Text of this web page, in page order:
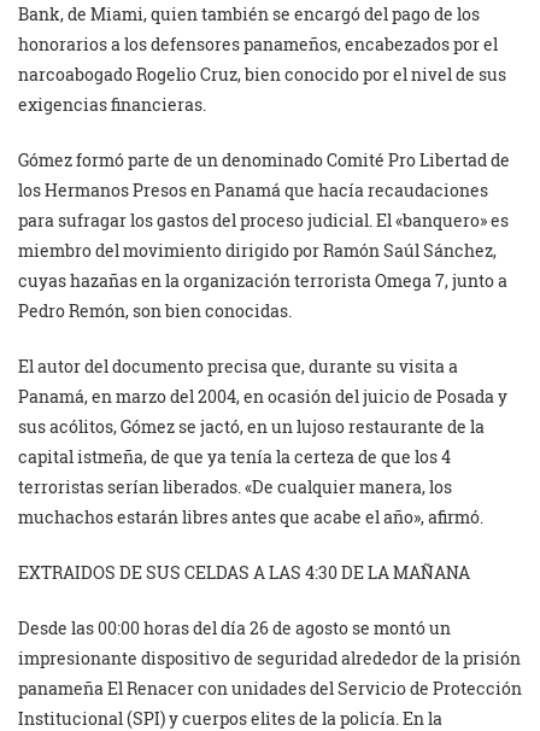
Bank, de Miami, quien también se encargó del pago de los
honorarios a los defensores panameños, encabezados por el
narcoabogado Rogelio Cruz, bien conocido por el nivel de sus
exigencias financieras.
Gómez formó parte de un denominado Comité Pro Libertad de
los Hermanos Presos en Panamá que hacía recaudaciones
para sufragar los gastos del proceso judicial. El «banquero» es
miembro del movimiento dirigido por Ramón Saúl Sánchez,
cuyas hazañas en la organización terrorista Omega 7, junto a
Pedro Remón, son bien conocidas.
El autor del documento precisa que, durante su visita a
Panamá, en marzo del 2004, en ocasión del juicio de Posada y
sus acólitos, Gómez se jactó, en un lujoso restaurante de la
capital istmeña, de que ya tenía la certeza de que los 4
terroristas serían liberados. «De cualquier manera, los
muchachos estarán libres antes que acabe el año», afirmó.
EXTRAIDOS DE SUS CELDAS A LAS 4:30 DE LA MAÑANA
Desde las 00:00 horas del día 26 de agosto se montó un
impresionante dispositivo de seguridad alrededor de la prisión
panameña El Renacer con unidades del Servicio de Protección
Institucional (SPI) y cuerpos elites de la policía. En la